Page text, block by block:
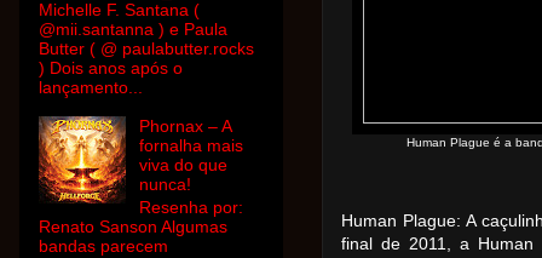
Human Plague é a
Human Plague: A
final de 2011, a Human
Michelle F. Santana (
@mii.santanna ) e Paula
Butter ( @ paulabutter.rocks
) Dois anos após o
lançamento...
Phornax – A
fornalha mais
viva do que
nunca!
Resenha por:
Renato Sanson Algumas
bandas parecem